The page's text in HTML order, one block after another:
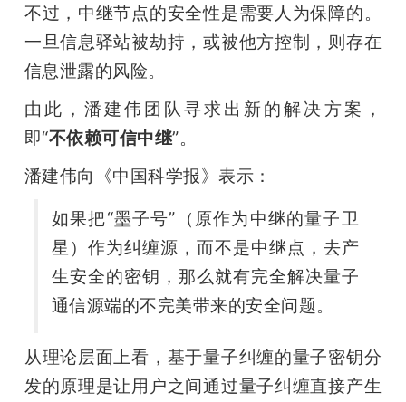
不过，中继节点的安全性是需要人为保障的。
一旦信息驿站被劫持，或被他方控制，则存在
信息泄露的风险。
由此，潘建伟团队寻求出新的解决方案，
即“不依赖可信中继”。
潘建伟向《中国科学报》表示：
如果把“墨子号”（原作为中继的量子卫
星）作为纠缠源，而不是中继点，去产
生安全的密钥，那么就有完全解决量子
通信源端的不完美带来的安全问题。
从理论层面上看，基于量子纠缠的量子密钥分
发的原理是让用户之间通过量子纠缠直接产生